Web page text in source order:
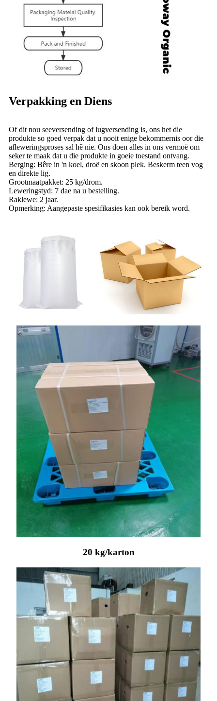
Verpakking en Diens
Of dit nou seeversending of lugversending is, ons het die
produkte so goed verpak dat u nooit enige bekommernis oor die
afleweringsproses sal hê nie. Ons doen alles in ons vermoë om
seker te maak dat u die produkte in goeie toestand ontvang.
Berging: Bêre in 'n koel, droë en skoon plek. Beskerm teen vog
en direkte lig.
Grootmaatpakket: 25 kg/drom.
Leweringstyd: 7 dae na u bestelling.
Raklewe: 2 jaar.
Opmerking: Aangepaste spesifikasies kan ook bereik word.
20 kg/karton